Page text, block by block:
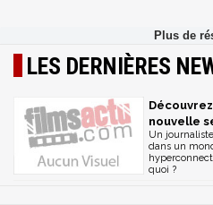
LES DERNIÈRES
nouvelle
Un
dans un
quoi ?